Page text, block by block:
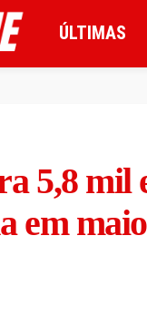
ÚLTIMAS
5,8 mil
em maio